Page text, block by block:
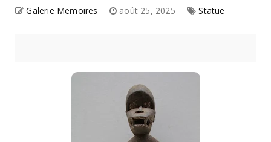
Galerie Memoires août 25, 2025 Statue